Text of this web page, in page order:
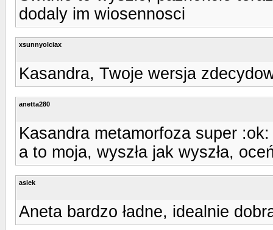
dodaly im wiosennosci
xsunnyolciax
Kasandra, Twoje wersja
anetta280
Kasandra metamorfoza super :ok:
a to moja, wyszła jak wyszła,
asiek
Aneta bardzo ładne, idealnie